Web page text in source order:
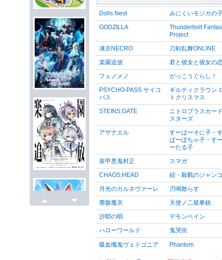
Dolls Nest みにくいモジカの
GODZILLA
Thunderbolt
Project
凍京NECRO 刀剣乱舞ONLINE
楽園追放 君と彼女と彼女の
フェノメノ がっこうぐらし！
PSYCHO-PASS サイコ
パス
ギルティクラウン
トクリスマス
STEINS;GATE
ニトロプラスカー
スターズ
アザナエル
すーぱーそに子・
ぱーぽちゃ子・す
ーたる子
装甲悪鬼村正 スマガ
CHAOS;HEAD 続・殺戮のジャン
月光のカルネヴァーレ 刃鳴散らす
塵骸魔京 天使ノ二挺拳銃
沙耶の唄 デモンベイン
ハローワールド 鬼哭街
吸血殲鬼ヴェドゴニア Phantom